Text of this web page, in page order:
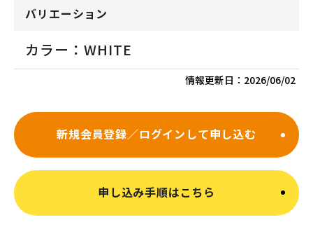
バリエーション
カラー：WHITE
情報更新日： 2026/06/02
新規会員登録／ログインして申し込む
申し込み手順はこちら